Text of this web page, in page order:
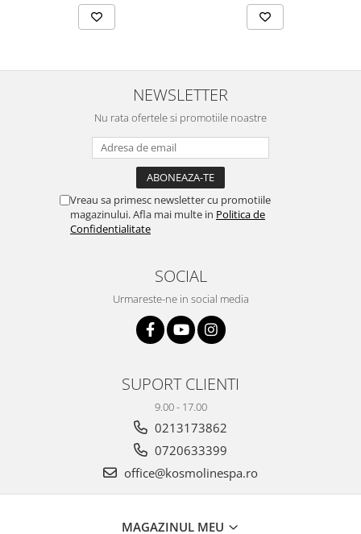
NEWSLETTER
Nu rata ofertele si promotiile noastre
Vreau sa primesc newsletter cu promotiile
magazinului. Afla mai multe in Politica de
Confidentialitate
SOCIAL
Urmareste-ne in social media
SUPORT CLIENTI
9.00 - 17.00
0213173862
0720633399
office@kosmolinespa.ro
MAGAZINUL MEU